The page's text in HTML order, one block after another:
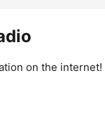
on the internet!